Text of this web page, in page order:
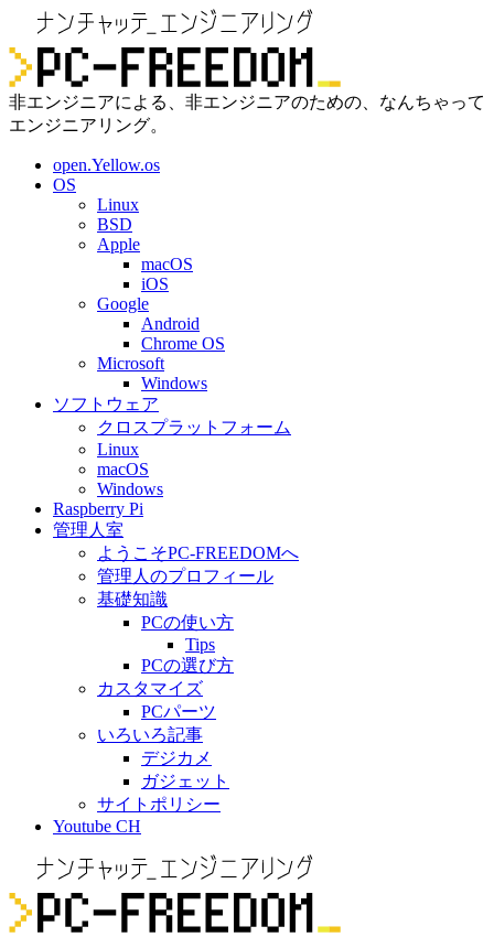
非エンジニアによる、非エンジニアのための、なんちゃって
エンジニアリング。
open.Yellow.os
OS
Linux
BSD
Apple
macOS
iOS
Google
Android
Chrome OS
Microsoft
Windows
ソフトウェア
クロスプラットフォーム
Linux
macOS
Windows
Raspberry Pi
管理人室
ようこそPC-FREEDOMへ
管理人のプロフィール
基礎知識
PCの使い方
Tips
PCの選び方
カスタマイズ
PCパーツ
いろいろ記事
デジカメ
ガジェット
サイトポリシー
Youtube CH